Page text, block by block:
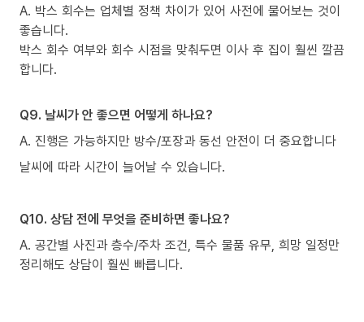
A. 박스 회수는 업체별 정책 차이가 있어 사전에 물어보는 것이
좋습니다.
박스 회수 여부와 회수 시점을 맞춰두면 이사 후 집이 훨씬 깔끔
합니다.
Q9. 날씨가 안 좋으면 어떻게 하나요?
A. 진행은 가능하지만 방수/포장과 동선 안전이 더 중요합니다
날씨에 따라 시간이 늘어날 수 있습니다.
Q10. 상담 전에 무엇을 준비하면 좋나요?
A. 공간별 사진과 층수/주차 조건, 특수 물품 유무, 희망 일정만
정리해도 상담이 훨씬 빠릅니다.